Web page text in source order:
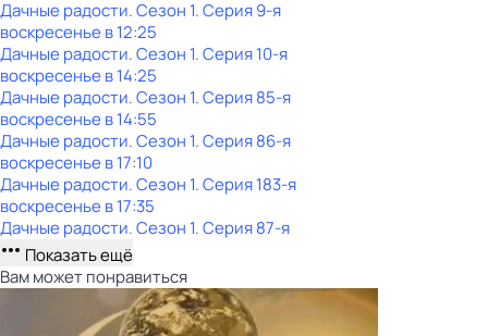
Дачные радости. Сезон 1. Серия 9-я
воскресенье в12:25
Дачные радости. Сезон 1. Серия 10-я
воскресенье в14:25
Дачные радости. Сезон 1. Серия 85-я
воскресенье в14:55
Дачные радости. Сезон 1. Серия 86-я
воскресенье в17:10
Дачные радости. Сезон 1. Серия 183-я
воскресенье в17:35
Дачные радости. Сезон 1. Серия 87-я
Показать ещё
Вам может понравиться